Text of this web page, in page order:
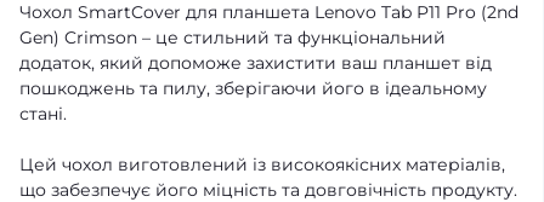
Чохол SmartCover для планшета Lenovo Tab P11 Pro (2nd
Gen) Crimson – це стильний та функціональний
додаток, який допоможе захистити ваш планшет від
пошкоджень та пилу, зберігаючи його в ідеальному
стані.
Цей чохол виготовлений із високоякісних матеріалів,
що забезпечує його міцність та довговічність продукту.